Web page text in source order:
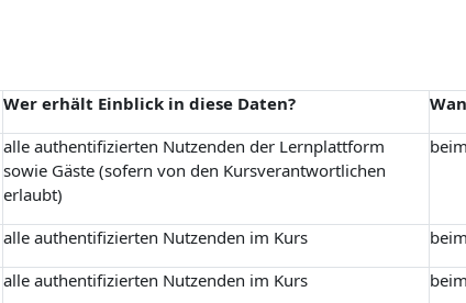
Wer erhält Einblick in diese Daten?
alle authentifizierten Nutzenden der Lernplattform
sowie Gäste (sofern von den Kursverantwortlichen
erlaubt)
alle authentifizierten Nutzenden im Kurs
alle authentifizierten Nutzenden im Kurs